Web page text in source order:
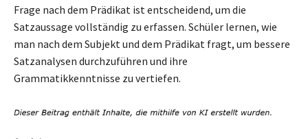
Frage nach dem Prädikat ist entscheidend, um die
Satzaussage vollständig zu erfassen. Schüler lernen, wie
man nach dem Subjekt und dem Prädikat fragt, um bessere
Satzanalysen durchzuführen und ihre
Grammatikkenntnisse zu vertiefen.